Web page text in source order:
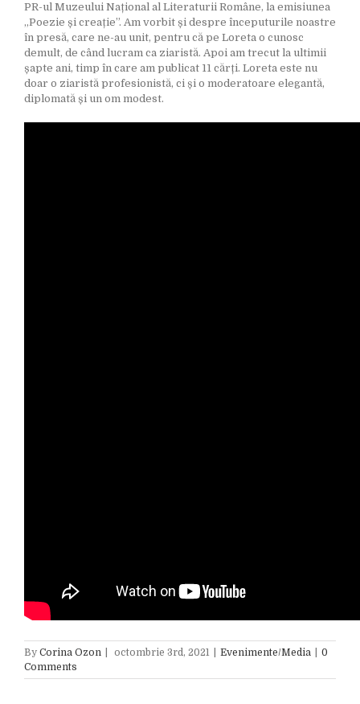
PR-ul Muzeului Național al Literaturii Române, la emisiunea
„Poezie și creație”. Am vorbit și despre începuturile noastre
în presă, care ne-au unit, pentru că pe Loreta o cunosc
demult, de când lucram ca ziaristă. Apoi am trecut la ultimii
șapte ani, timp în care am publicat 11 cărți. Loreta este nu
doar o ziaristă profesionistă, ci și o moderatoare elegantă,
diplomată și un om modest.
By Corina Ozon octombrie 3rd, 2021 Evenimente/Media
0
Comments